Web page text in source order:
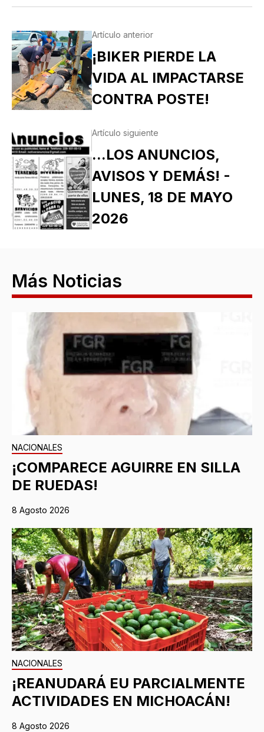
Artículo anterior
¡BIKER PIERDE LA
VIDA AL IMPACTARSE
CONTRA POSTE!
Artículo siguiente
...LOS ANUNCIOS,
AVISOS Y DEMÁS! -
LUNES, 18 DE MAYO
2026
Más Noticias
NACIONALES
¡COMPARECE AGUIRRE EN SILLA
DE RUEDAS!
8 Agosto 2026
NACIONALES
¡REANUDARÁ EU PARCIALMENTE
ACTIVIDADES EN MICHOACÁN!
8 Agosto 2026